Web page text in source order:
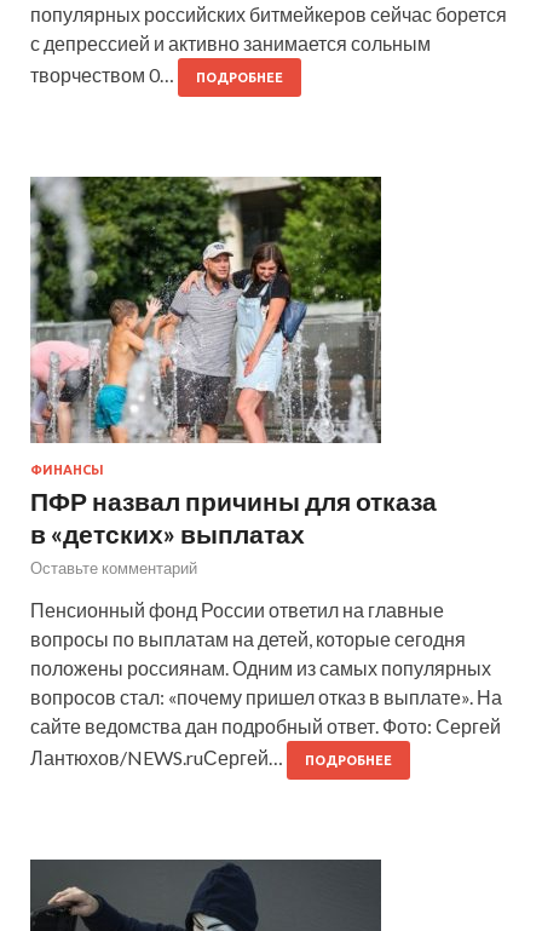
популярных российских битмейкеров сейчас борется
с депрессией и активно занимается сольным
творчеством 0…
ПОДРОБНЕЕ
ФИНАНСЫ
ПФР назвал причины для отказа
в «детских» выплатах
Оставьте комментарий
Пенсионный фонд России ответил на главные
вопросы по выплатам на детей, которые сегодня
положены россиянам. Одним из самых популярных
вопросов стал: «почему пришел отказ в выплате». На
сайте ведомства дан подробный ответ. Фото: Сергей
Лантюхов/NEWS.ruСергей…
ПОДРОБНЕЕ